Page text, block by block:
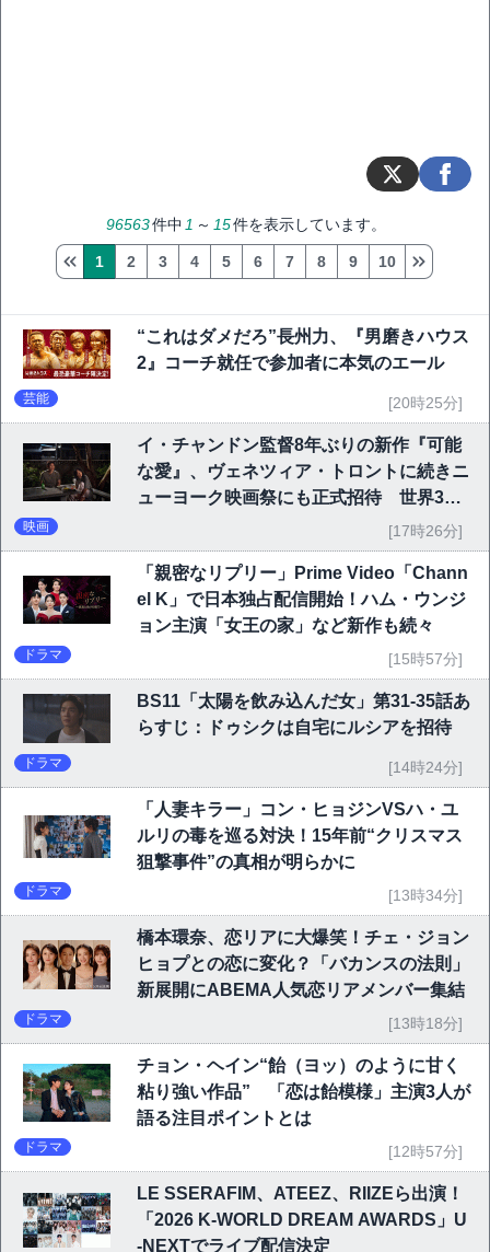
96563件中 1 ～ 15件を表示しています。
1 2 3 4 5 6 7 8 9 10
“これはダメだろ”長州力、『男磨きハウス
2』コーチ就任で参加者に本気のエール
芸能 [20時25分]
イ・チャンドン監督8年ぶりの新作『可能
な愛』、ヴェネツィア・トロントに続きニ
ューヨーク映画祭にも正式招待 世界3大
映画 [17時26分]
「親密なリプリー」Prime Video「Chann
el K」で日本独占配信開始！ハム・ウンジ
ョン主演「女王の家」など新作も続々
ドラマ [15時57分]
BS11「太陽を飲み込んだ女」第31-35話あ
らすじ：ドゥシクは自宅にルシアを招待
ドラマ [14時24分]
「人妻キラー」コン・ヒョジンVSハ・ユ
ルリの毒を巡る対決！15年前“クリスマス
狙撃事件”の真相が明らかに
ドラマ [13時34分]
橋本環奈、恋リアに大爆笑！チェ・ジョン
ヒョプとの恋に変化？「バカンスの法則」
新展開にABEMA人気恋リアメンバー集結
ドラマ [13時18分]
チョン・ヘイン“飴（ヨッ）のように甘く
粘り強い作品” 「恋は飴模様」主演3人が
語る注目ポイントとは
ドラマ [12時57分]
LE SSERAFIM、ATEEZ、RIIZEら出演！
「2026 K-WORLD DREAM AWARDS」U
-NEXTでライブ配信決定